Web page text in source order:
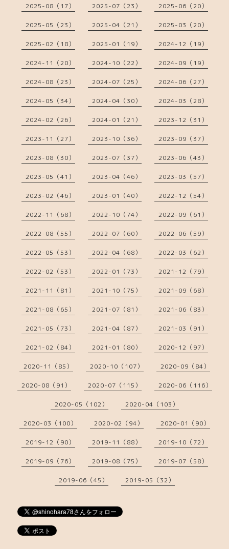
2025-08（17） 2025-07（23） 2025-06（20）
2025-05（23） 2025-04（21） 2025-03（20）
2025-02（18） 2025-01（19） 2024-12（19）
2024-11（20） 2024-10（22） 2024-09（19）
2024-08（23） 2024-07（25） 2024-06（27）
2024-05（34） 2024-04（30） 2024-03（28）
2024-02（26） 2024-01（21） 2023-12（31）
2023-11（27） 2023-10（36） 2023-09（37）
2023-08（30） 2023-07（37） 2023-06（43）
2023-05（41） 2023-04（46） 2023-03（57）
2023-02（46） 2023-01（40） 2022-12（54）
2022-11（68） 2022-10（74） 2022-09（61）
2022-08（55） 2022-07（60） 2022-06（59）
2022-05（53） 2022-04（68） 2022-03（62）
2022-02（53） 2022-01（73） 2021-12（79）
2021-11（81） 2021-10（75） 2021-09（68）
2021-08（65） 2021-07（81） 2021-06（83）
2021-05（73） 2021-04（87） 2021-03（91）
2021-02（84） 2021-01（80） 2020-12（97）
2020-11（85） 2020-10（107） 2020-09（84）
2020-08（91） 2020-07（115） 2020-06（116）
2020-05（102） 2020-04（103）
2020-03（100） 2020-02（94） 2020-01（90）
2019-12（90） 2019-11（88） 2019-10（72）
2019-09（76） 2019-08（75） 2019-07（58）
2019-06（45） 2019-05（32）